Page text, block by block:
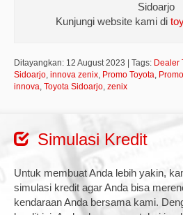
Sidoarjo
Kunjungi website kami di
Ditayangkan: 12 August 2023 | Tags: Dealer
Sidoarjo, innova zenix, Promo Toyota,
innova, Toyota Sidoarjo, zenix
Simulasi Kredit
Untuk membuat Anda lebih yakin,
simulasi kredit agar Anda bisa
kendaraan Anda bersama kami.